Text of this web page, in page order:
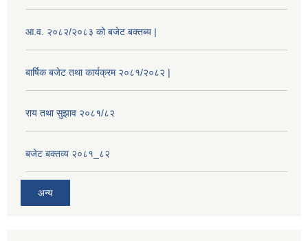
आ.व. २०८२/२०८३ को बजेट बक्तब्य |
बार्षिक बजेट तथा कार्यक्रम २०८१/२०८२ |
राय तथा सुझाव २०८१/८२
बजेट बक्तव्य २०८१_८२
अन्य